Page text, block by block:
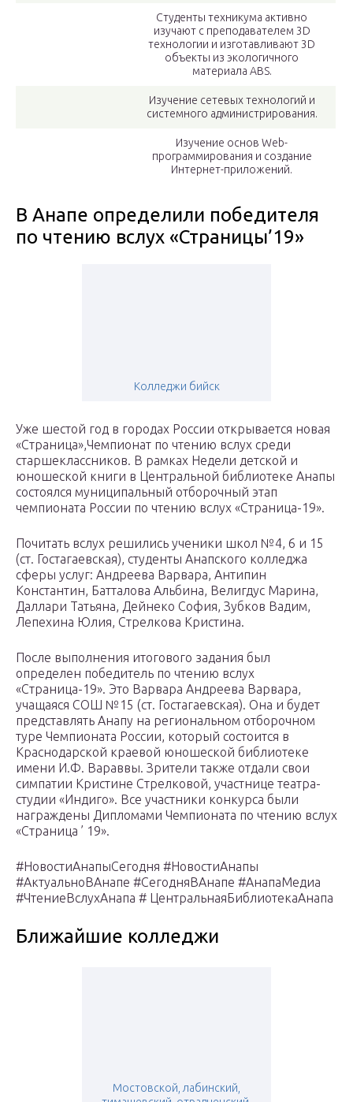
Студенты техникума активно
изучают с преподавателем 3D
технологии и изготавливают 3D
объекты из экологичного
материала ABS.
Изучение сетевых технологий и
системного администрирования.
Изучение основ Web-
программирования и создание
Интернет-приложений.
В Анапе определили победителя
по чтению вслух «Страницы’19»
Колледжи бийск
Уже шестой год в городах России открывается новая
«Страница»,Чемпионат по чтению вслух среди
старшеклассников. В рамках Недели детской и
юношеской книги в Центральной библиотеке Анапы
состоялся муниципальный отборочный этап
чемпионата России по чтению вслух «Страница-19».
Почитать вслух решились ученики школ №4, 6 и 15
(ст. Гостагаевская), студенты Анапского колледжа
сферы услуг: Андреева Варвара, Антипин
Константин, Батталова Альбина, Велигдус Марина,
Даллари Татьяна, Дейнеко София, Зубков Вадим,
Лепехина Юлия, Стрелкова Кристина.
После выполнения итогового задания был
определен победитель по чтению вслух
«Страница-19». Это Варвара Андреева Варвара,
учащаяся СОШ №15 (ст. Гостагаевская). Она и будет
представлять Анапу на региональном отборочном
туре Чемпионата России, который состоится в
Краснодарской краевой юношеской библиотеке
имени И.Ф. Вараввы. Зрители также отдали свои
симпатии Кристине Стрелковой, участнице театра-
студии «Индиго». Все участники конкурса были
награждены Дипломами Чемпионата по чтению вслух
«Страница ’ 19».
#НовостиАнапыСегодня #НовостиАнапы
#АктуальноВАнапе #СегодняВАнапе #АнапаМедиа
#ЧтениеВслухАнапа # ЦентральнаяБиблиотекаАнапа
Ближайшие колледжи
Мостовской, лабинский,